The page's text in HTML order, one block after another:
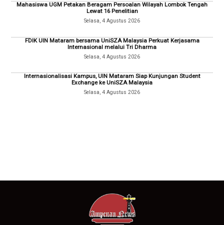
Mahasiswa UGM Petakan Beragam Persoalan Wilayah Lombok Tengah
Lewat 16 Penelitian
Selasa, 4 Agustus 2026
FDIK UIN Mataram bersama UniSZA Malaysia Perkuat Kerjasama
Internasional melalui Tri Dharma
Selasa, 4 Agustus 2026
Internasionalisasi Kampus, UIN Mataram Siap Kunjungan Student
Exchange ke UniSZA Malaysia
Selasa, 4 Agustus 2026